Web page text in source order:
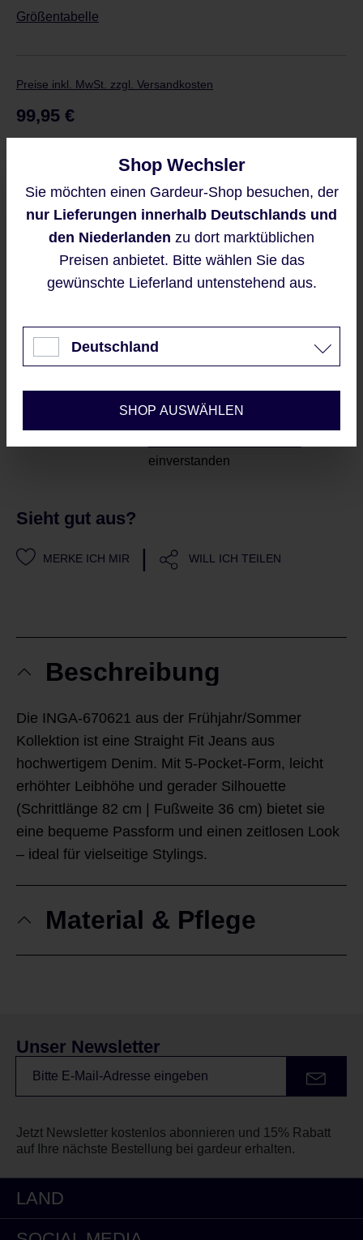
Größentabelle
Preise inkl. MwSt. zzgl. Versandkosten
Regulärer Preis:
99,95 €
Derzeit ist das Produkt nicht verfügbar, wir
benachrichtigen Sie gern per E-Mail
Benachrichtigen Sie mich
geschützt und es gelten die
Datenschutzrichtlinie
Mailadresse, erklären Sie sich
einverstanden
Sieht gut aus?
MERKE ICH MIR | WILL ICH TEILEN
Beschreibung
Die INGA-670621 aus der Frühjahr/Sommer
Kollektion ist eine Straight Fit Jeans aus
hochwertigem Denim. Mit 5-Pocket-Form, leicht
erhöhter Leibhöhe und gerader Silhouette
(Schrittlänge 82 cm | Fußweite 36 cm) bietet sie
eine bequeme Passform und einen zeitlosen Look
– ideal für vielseitige Stylings.
Material & Pflege
Unser Newsletter
Jetzt Newsletter kostenlos abonnieren und 15% Rabatt
auf Ihre nächste Bestellung bei gardeur erhalten.
LAND
Shop Wechsler
Sie möchten einen Gardeur-Shop besuchen, der
nur Lieferungen innerhalb Deutschlands und
den Niederlanden zu dort marktüblichen
Preisen anbietet. Bitte wählen Sie das
gewünschte Lieferland untenstehend aus.
Deutschland
SHOP AUSWÄHLEN
Diese Website verwendet Cookies,
um eine bestmögliche Erfahrung
bieten zu können.